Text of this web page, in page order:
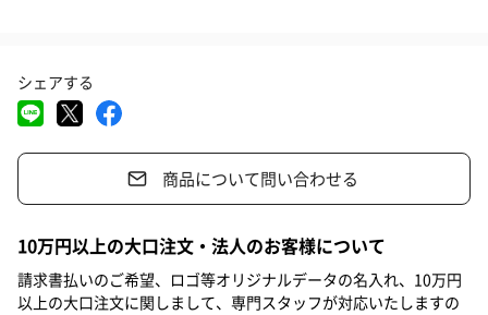
香りに敏感な方にも
香料はあえて使用せず、どなたでも使いやすいように素材そのま
ごされている方にもおすすめです。
赤ちゃんからご高齢の方まで、家族みんなで楽しめます
生後3ヶ月以上の赤ちゃんからご高齢の方まで使用できるので、出
#母の日
#パーティー
#敬老の日 #入学祝い #就職祝い
#取引先男性 #息子 #娘 #姪 #甥 #女の子の赤ちゃん
シェアする
商品について問い合わせる
10万円以上の大口注文・法人のお客様について
請求書払いのご希望、ロゴ等オリジナルデータの名入れ、10万円
以上の大口注文に関しまして、専門スタッフが対応いたしますの